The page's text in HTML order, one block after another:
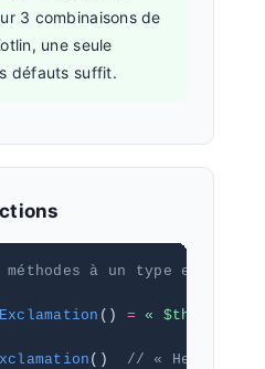
3 combinaisons de
une seule
défauts suffit.
à un type
() = « $this! »
() // « Hello! »